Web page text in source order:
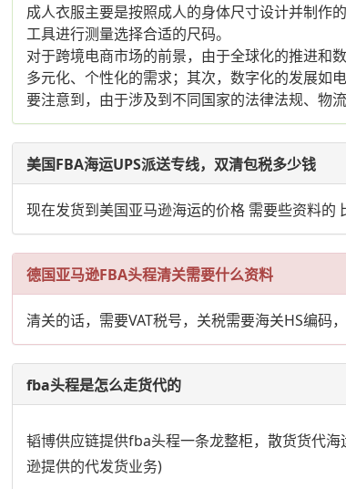
成人衣服主要是按照成人的身体尺寸设计并制作
工具进行测量选择合适的尺码。
对于跨境电商市场的前景，由于全球化的推进和
多元化、个性化的需求；其次，数字化的发展如
要注意到，由于涉及到不同国家的法律法规、物
美国FBA海运UPS派送专线，双清包税多少钱
现在发货到美国亚马逊海运的价格 需要些资料的
德国亚马逊FBA头程清关需要什么资料
清关的话，需要VAT税号，关税需要海关HS编码
fba头程是怎么走货代的
韬博供应链提供fba头程一条龙整柜，散货货代
逊提供的代发货业务)